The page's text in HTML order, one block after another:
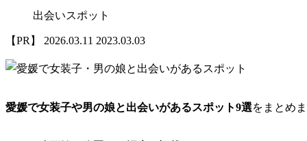
出会いスポット
2026.03.11 2023.03.03
愛媛で女装子や男の娘と出会いがあるスポット9選をまとめ